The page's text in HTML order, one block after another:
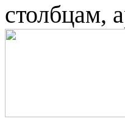
столбцам,